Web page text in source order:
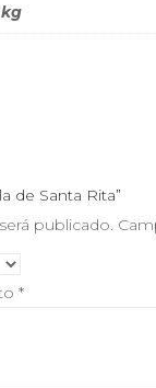
de Santa Rita”
publicado.
*